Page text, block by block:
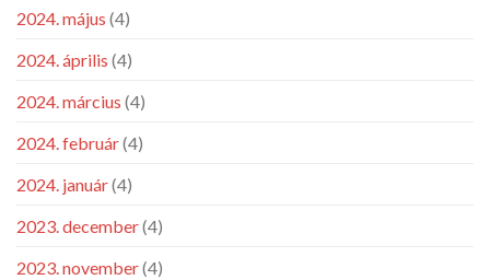
2024. május (4)
2024. április (4)
2024. március (4)
2024. február(4)
2024. január(4)
2023. december(4)
2023. november(4)